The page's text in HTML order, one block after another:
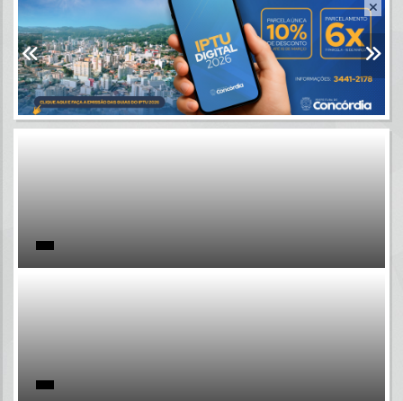
Portais
Por favor, aguarde...
Por favor, aguarde...